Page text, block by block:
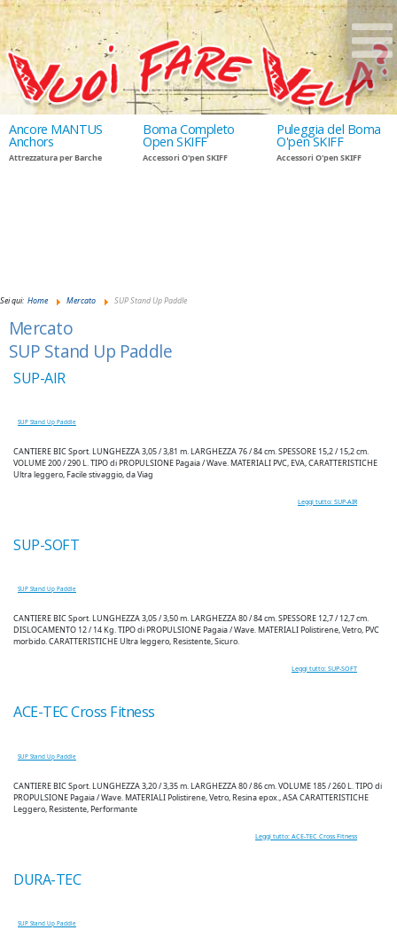
Ancore MANTUS
Anchors
Attrezzatura per Barche
Boma Completo
Open SKIFF
Accessori O'pen SKIFF
Puleggia del Boma
O'pen SKIFF
Accessori O'pen SKIFF
Sei qui: Home Mercato SUP Stand Up Paddle
Mercato
SUP Stand Up Paddle
SUP-AIR
SUP Stand Up Paddle
CANTIERE BIC Sport. LUNGHEZZA 3,05 / 3,81 m. LARGHEZZA 76 / 84 cm. SPESSORE 15,2 / 15,2 cm.
VOLUME 200 / 290 L. TIPO di PROPULSIONE Pagaia / Wave. MATERIALI PVC, EVA, CARATTERISTICHE
Ultra leggero, Facile stivaggio, da Viag
Leggi tutto: SUP-AIR
SUP-SOFT
SUP Stand Up Paddle
CANTIERE BIC Sport. LUNGHEZZA 3,05 / 3,50 m. LARGHEZZA 80 / 84 cm. SPESSORE 12,7 / 12,7 cm.
DISLOCAMENTO 12 / 14 Kg. TIPO di PROPULSIONE Pagaia / Wave. MATERIALI Polistirene, Vetro, PVC
morbido. CARATTERISTICHE Ultra leggero, Resistente, Sicuro.
Leggi tutto: SUP-SOFT
ACE-TEC Cross Fitness
SUP Stand Up Paddle
CANTIERE BIC Sport. LUNGHEZZA 3,20 / 3,35 m. LARGHEZZA 80 / 86 cm. VOLUME 185 / 260 L. TIPO di
PROPULSIONE Pagaia / Wave. MATERIALI Polistirene, Vetro, Resina epox., ASA CARATTERISTICHE
Leggero, Resistente, Performante
Leggi tutto: ACE-TEC Cross Fitness
DURA-TEC
SUP Stand Up Paddle